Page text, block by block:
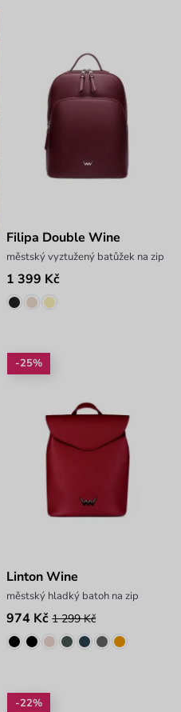
Filipa Double Wine
městský vyztužený batůžek na zip
1 399 Kč
-25%
Linton Wine
městský hladký batoh na zip
974 Kč 1 299 Kč
-22%